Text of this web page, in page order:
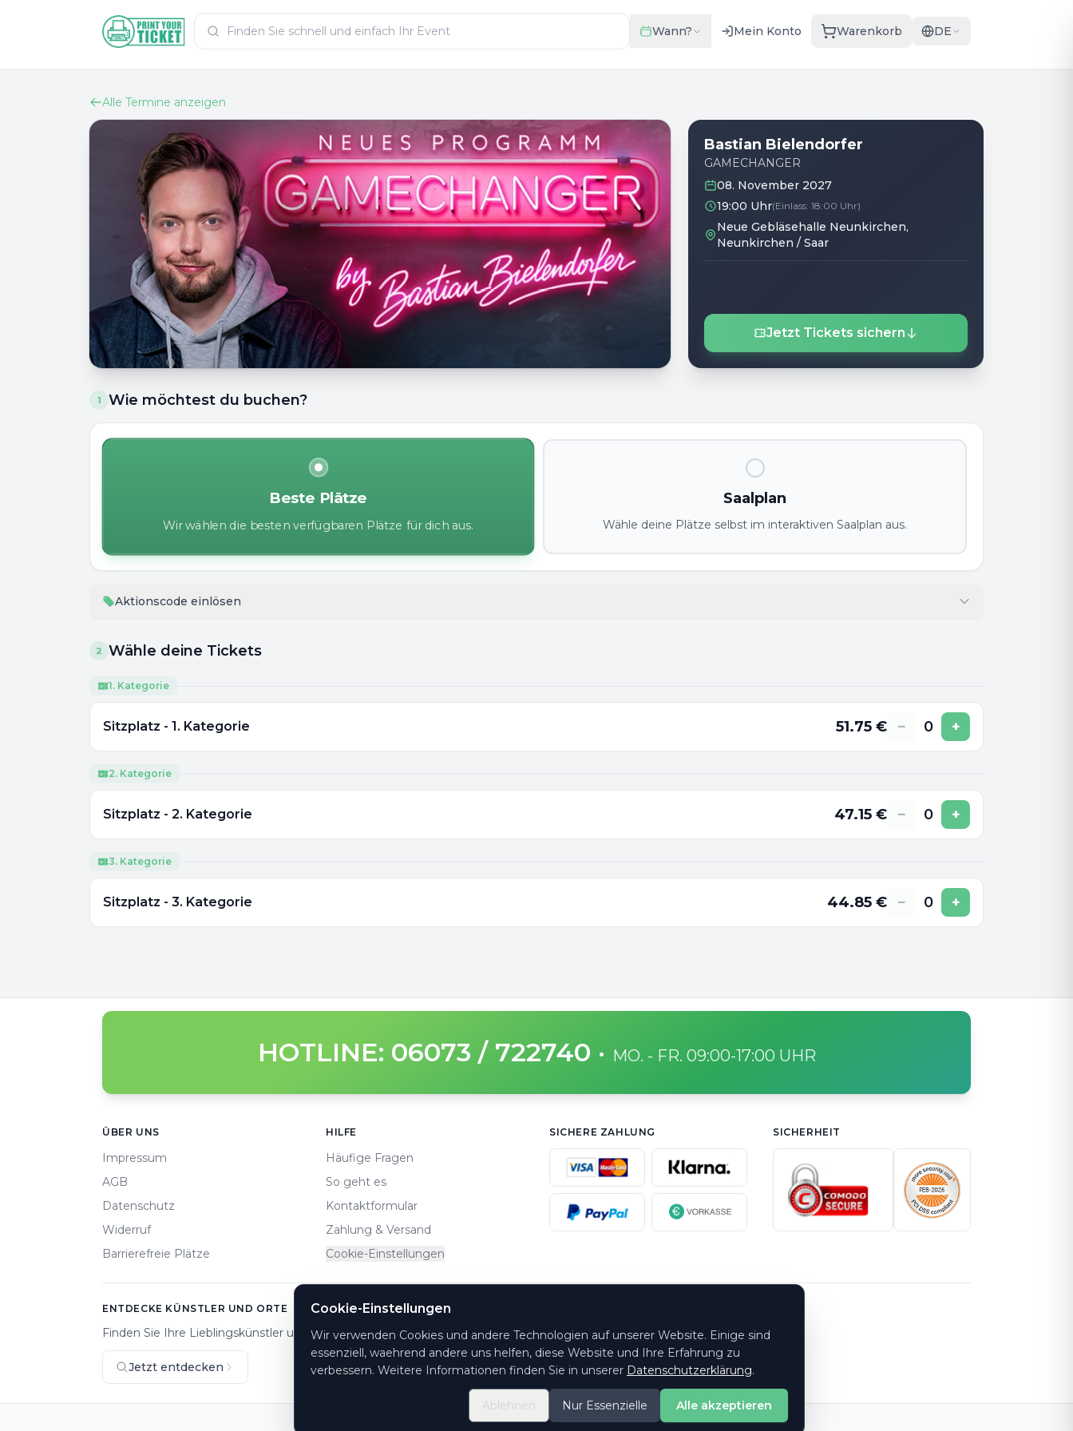
Zum HauptinhaltPrintYourTicket
Wann? Mein Konto Warenkorb DE
Alle Termine anzeigen
Bastian Bielendorfer
GAMECHANGER
08. November 2027
19:00 Uhr(Einlass:18:00 Uhr)
Neue Gebläsehalle Neunkirchen,
Neunkirchen / Saar
Jetzt Tickets sichern
1 Wie möchtest du buchen?
Beste Plätze
Wir wählen die besten verfügbaren Plätze für dich aus.
Saalplan
Wähle deine Plätze selbst im interaktiven Saalplan aus.
Aktionscode einlösen
2 Wähle deine Tickets
1. Kategorie
Sitzplatz - 1. Kategorie 51.75 € − 0 +
2. Kategorie
Sitzplatz - 2. Kategorie 47.15 € − 0 +
3. Kategorie
Sitzplatz - 3. Kategorie 44.85 € − 0 +
HOTLINE: 06073 / 722740 · MO. - FR. 09:00-17:00 UHR
ÜBER UNS
Impressum
AGB
Datenschutz
Widerruf
Barrierefreie Plätze
HILFE
Häufige Fragen
So geht es
Kontaktformular
Zahlung & Versand
Cookie-Einstellungen
SICHERE ZAHLUNG SICHERHEIT
ENTDECKE KÜNSTLER UND ORTE
Finden Sie Ihre Lieblingskünstler und Veranstaltungsorte.
Jetzt entdecken
© 2026 PrintYourTicket GmbH - Alle Rechte vorbehalten
Cookie-Einstellungen
Wir verwenden Cookies und andere Technologien auf unserer Website. Einige sind
essenziell, waehrend andere uns helfen, diese Website und Ihre Erfahrung zu
verbessern. Weitere Informationen finden Sie in unserer Datenschutzerklärung.
Ablehnen Nur Essenzielle Alle akzeptieren